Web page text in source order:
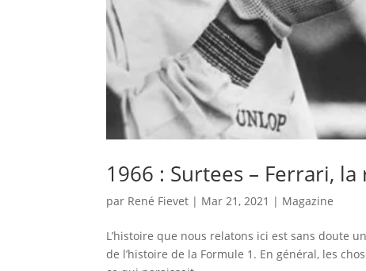
1966 : Surtees – Ferrari,
par René Fievet | Mar 21, 2021 | Magazine
L’histoire que nous relatons ici est sans doute
de l’histoire de la Formule 1. En général, les